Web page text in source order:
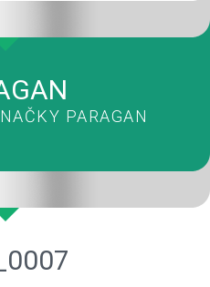
PARAGAN